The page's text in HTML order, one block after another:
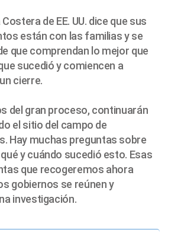
de EE. UU. dice que sus
están con las familias y se
que comprendan lo mejor que
sucedió y comiencen a
cierre.
del gran proceso, continuarán
el sitio del campo de
Hay muchas preguntas sobre
y cuándo sucedió esto. Esas
que recogeremos ahora
gobiernos se reúnen y
investigación.